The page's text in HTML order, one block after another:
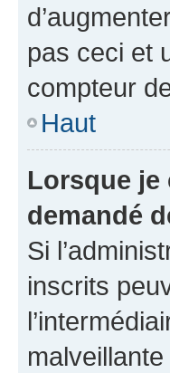
pas ceci et
compteur
Haut
Lorsque je
demandé
Si
inscrits